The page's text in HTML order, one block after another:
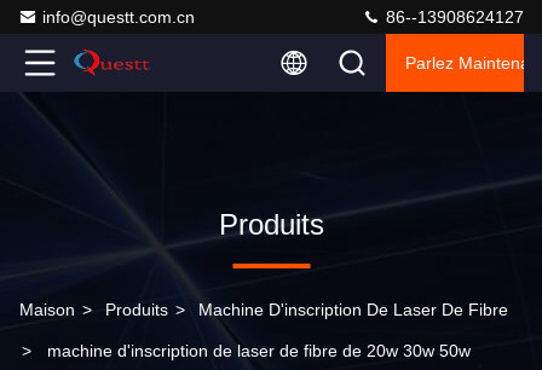
info@questt.com.cn 86--13908624127
Parlez
Produits
Maison > Produits > Machine D'inscription De Laser De Fibre
> machine d'inscription de laser de fibre de 20w 30w 50w